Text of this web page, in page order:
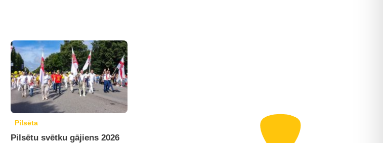
Pilsēta
Pilsētu svētku gājiens 2026